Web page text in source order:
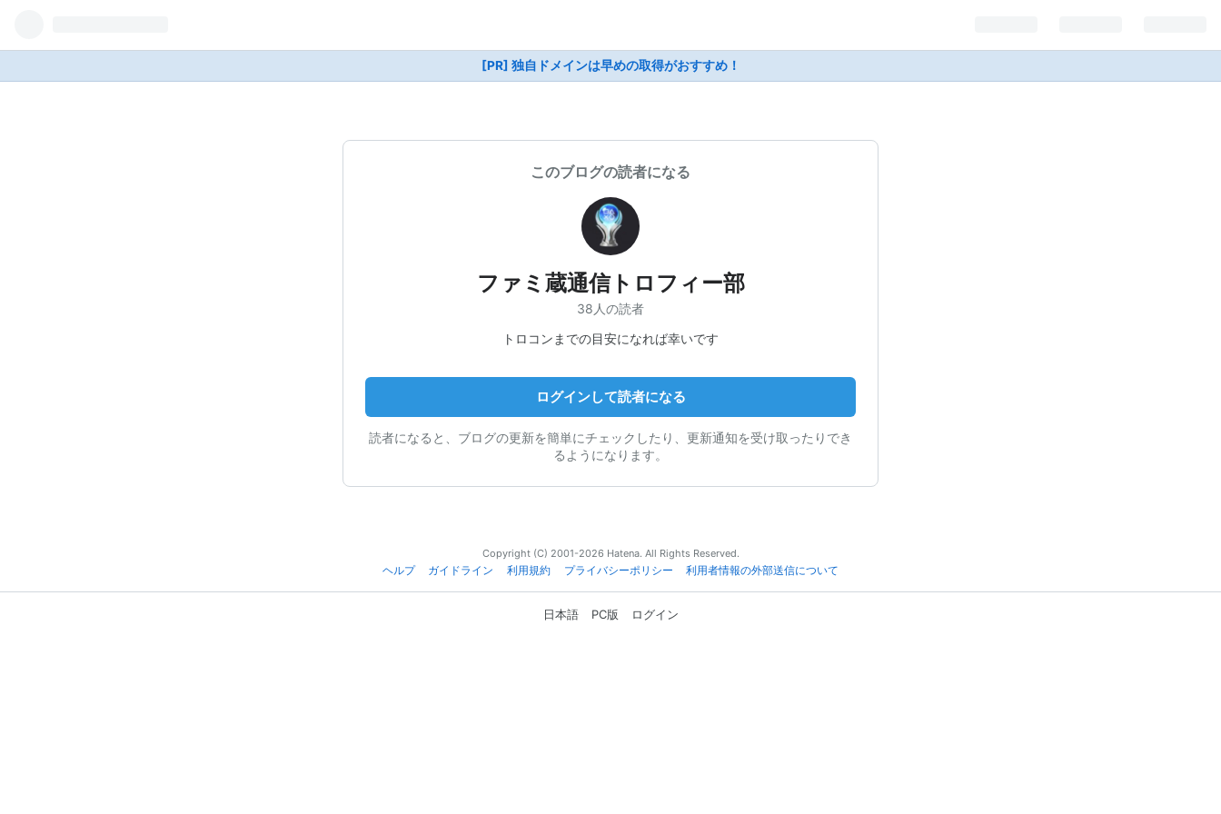
[PR] 独自ドメインは早めの取得がおすすめ！
このブログの読者になる
ファミ蔵通信トロフィー部
38人の読者
トロコンまでの目安になれば幸いです
ログインして読者になる
読者になると、ブログの更新を簡単にチェックしたり、更新通知を受け取ったりでき
るようになります。
Copyright (C) 2001-2026 Hatena. All Rights Reserved.
ヘルプ
ガイドライン 利用規約 プライバシーポリシー 利用者情報の外部送信について
日本語 PC版 ログイン